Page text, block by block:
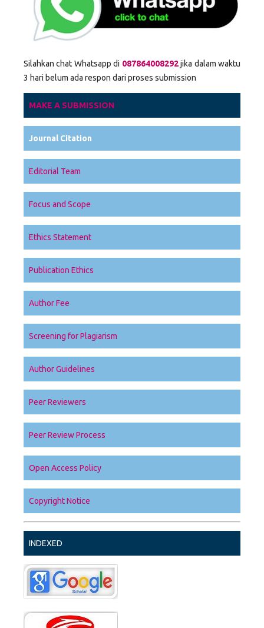
Silahkan chat Whatsapp di 087864008292jika dalam waktu
3 hari belum ada respon dari proses submission
MAKE A SUBMISSION
Journal Citation
Editorial Team
Focus and Scope
Ethics Statement
Publication Ethics
Author Fee
Screening for Plagiarism
Author Guidelines
Peer Reviewers
Peer Review Process
Open Access Policy
Copyright Notice
INDEXED